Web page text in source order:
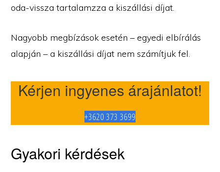
oda-vissza tartalamzza a kiszállási díjat.
Nagyobb megbízások esetén – egyedi elbírálás
alapján – a kiszállási díjat nem számítjuk fel.
Kérjen ingyenes árajánlatot!
+3620 373 3699
Gyakori kérdések